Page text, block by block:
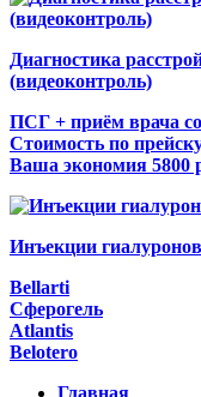
Диагностика
(видеоконтроль)
ПСГ + приём врача
Стоимость по
Ваша экономия 5800
Инъекции
Bellarti
Сферогель
Atlantis
Belotero
Главная